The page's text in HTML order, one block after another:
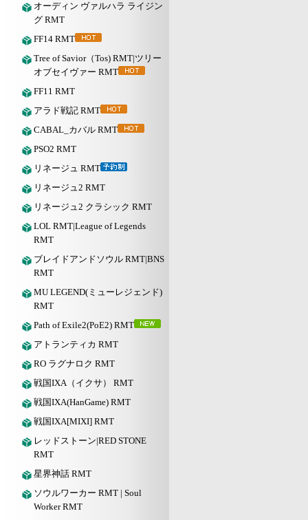
オーディン ヴァルハラ ライジン
グ RMT
FF14 RMT
Tree of Savior（Tos) RMT|ツリー
オブセイヴァー RMT
FF11 RMT
アラド戦記 RMT
CABAL_カバル RMT
PSO2 RMT
リネージュ RMT
リネージュ2 RMT
リネージュ2 クラシック RMT
LOL RMT|League of Legends
RMT
ブレイドアンドソウル RMT|BNS
RMT
MU LEGEND(ミューレジェンド)
RMT
Path of Exile2(PoE2) RMT
アトランティカ RMT
RO ラグナロク RMT
戦国IXA（イクサ） RMT
戦国IXA(HanGame) RMT
戦国IXA[MIXI] RMT
レッドストーン|RED STONE
RMT
星界神話 RMT
ソウルワーカー RMT | Soul
Worker RMT